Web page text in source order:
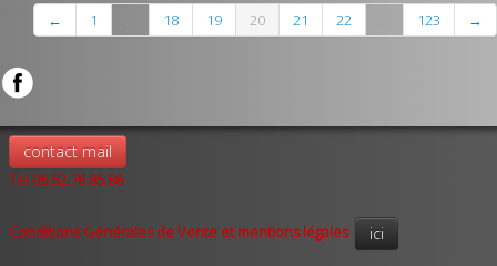
← 1 18 19 20 21 22 123 →
contact mail
Tel 06.52.76.85.86
Conditions Générales de Vente et mentions légales ici